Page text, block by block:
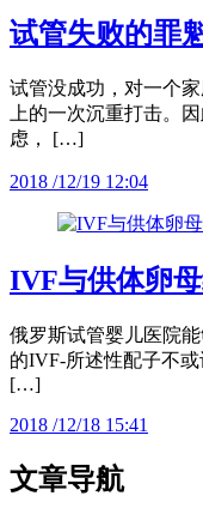
试管失败的罪
试管没成功，对一个
上的一次沉重打击。
虑， […]
2018 /12/19 12:04
IVF与供体卵
俄罗斯试管婴儿医院
的IVF-所述性配子不
[…]
2018 /12/18 15:41
文章导航